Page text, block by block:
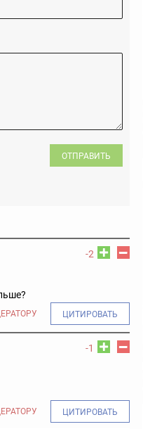
ОТПРАВИТЬ
-2
ЦИТИРОВАТЬ
-1
ЦИТИРОВАТЬ